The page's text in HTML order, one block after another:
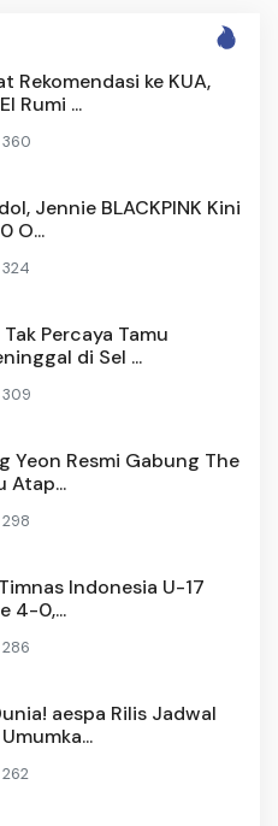
Rekomendasi ke KUA,
Rumi ...
360
Jennie BLACKPINK Kini
O...
324
Percaya Tamu
di Sel ...
309
Yeon Resmi Gabung The
Atap...
298
Indonesia U-17
4-0,...
286
aespa Rilis Jadwal
262